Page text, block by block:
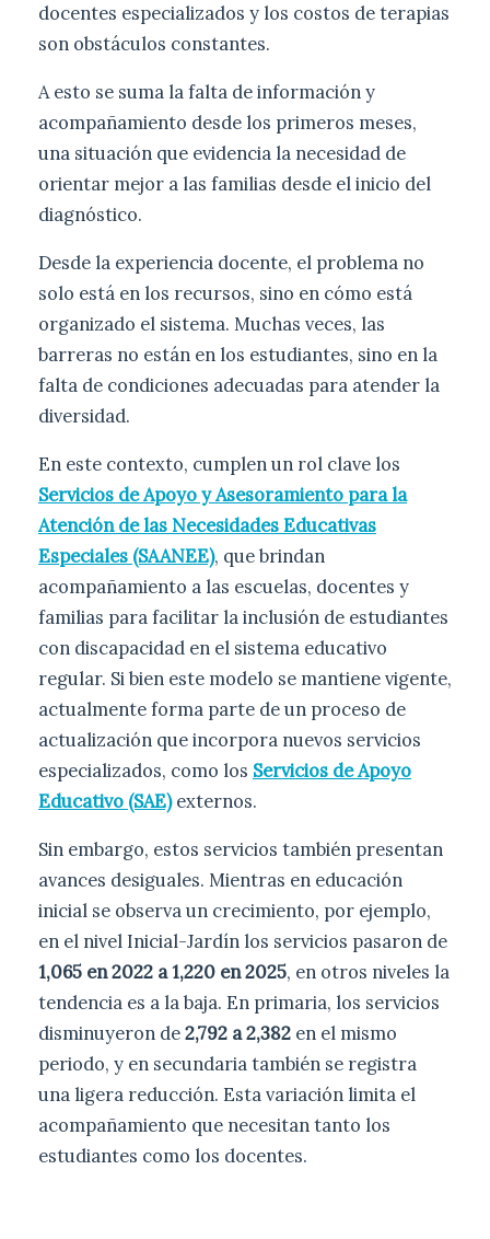
docentes especializados y los costos de terapias
son obstáculos constantes.
A esto se suma la falta de información y
acompañamiento desde los primeros meses,
una situación que evidencia la necesidad de
orientar mejor a las familias desde el inicio del
diagnóstico.
Desde la experiencia docente, el problema no
solo está en los recursos, sino en cómo está
organizado el sistema. Muchas veces, las
barreras no están en los estudiantes, sino en la
falta de condiciones adecuadas para atender la
diversidad.
En este contexto, cumplen un rol clave los
Servicios de Apoyo y Asesoramiento para la
Atención de las Necesidades Educativas
Especiales (SAANEE), que brindan
acompañamiento a las escuelas, docentes y
familias para facilitar la inclusión de estudiantes
con discapacidad en el sistema educativo
regular. Si bien este modelo se mantiene vigente,
actualmente forma parte de un proceso de
actualización que incorpora nuevos servicios
especializados, como los Servicios de Apoyo
Educativo (SAE)externos.
Sin embargo, estos servicios también presentan
avances desiguales. Mientras en educación
inicial se observa un crecimiento, por ejemplo,
en el nivel Inicial-Jardín los servicios pasaron de
1,065 en 2022 a 1,220 en 2025, en otros niveles la
tendencia es a la baja. En primaria, los servicios
disminuyeron de2,792 a 2,382 en el mismo
periodo, y en secundaria también se registra
una ligera reducción. Esta variación limita el
acompañamiento que necesitan tanto los
estudiantes como los docentes.